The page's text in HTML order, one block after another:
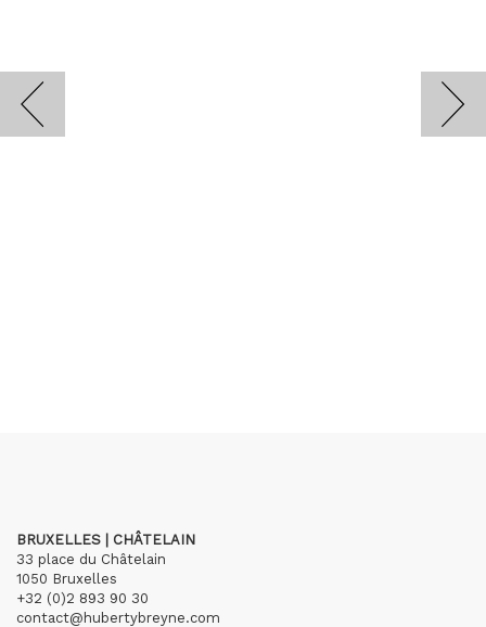
BRUXELLES | CHÂTELAIN
33 place du Châtelain
1050 Bruxelles
+32 (0)2 893 90 30
contact@hubertybreyne.com